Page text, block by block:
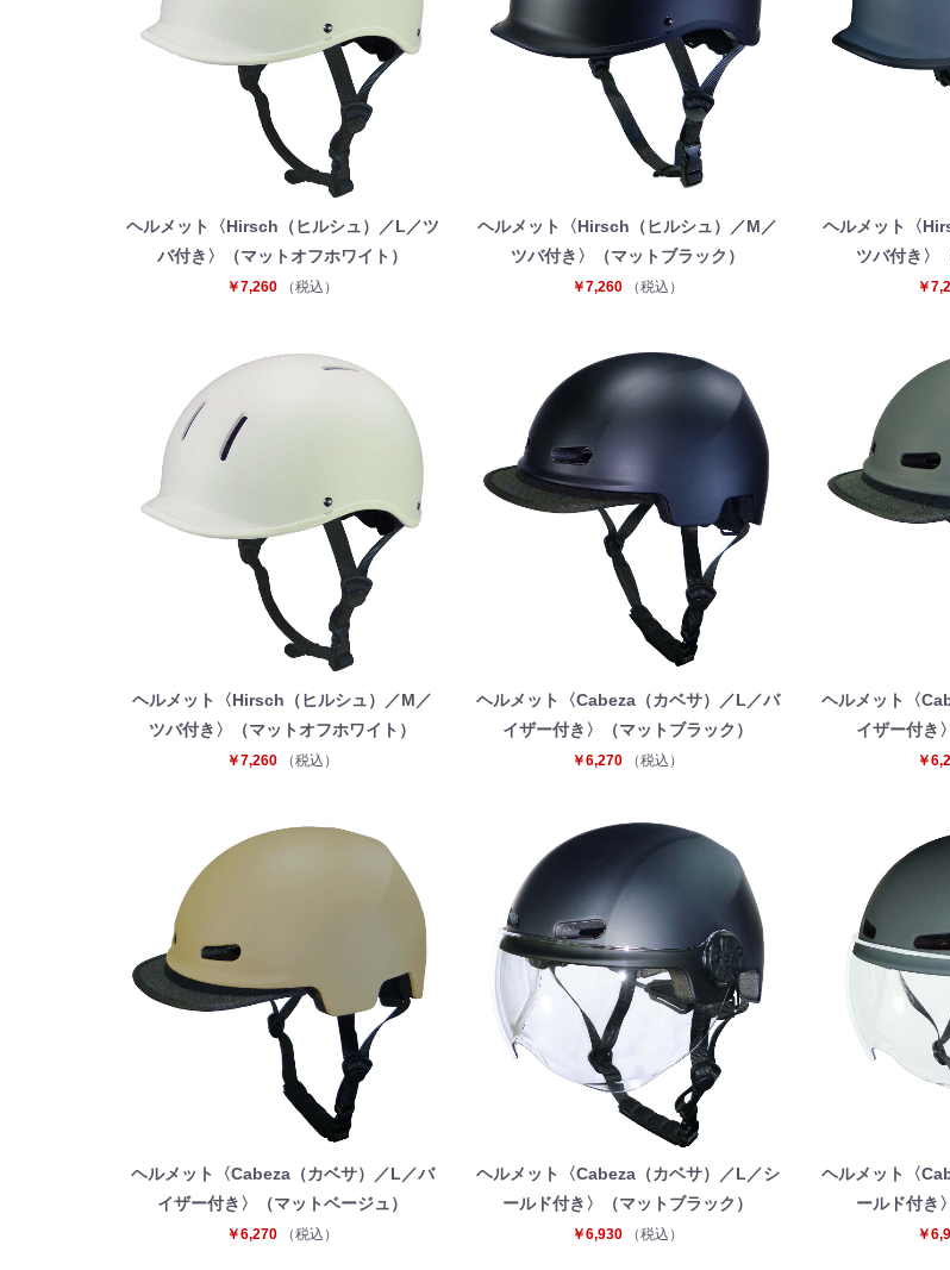
ヘルメット〈Hirsch（ヒルシュ）／L／ツ
バ付き〉（マットオフホワイト）
￥7,260 （税込）
ヘルメット〈Hirsch（ヒルシュ）／M／
ツバ付き〉（マットブラック）
￥7,260 （税込）
ヘルメット〈
ツバ付き〉
￥
ヘルメット〈Hirsch（ヒルシュ）／M／
ツバ付き〉（マットオフホワイト）
￥7,260 （税込）
ヘルメット〈Cabeza（カベサ）／L／バ
イザー付き〉（マットブラック）
￥6,270 （税込）
ヘルメット〈
イザー付き
￥
ヘルメット〈Cabeza（カベサ）／L／バ
イザー付き〉（マットベージュ）
￥6,270 （税込）
ヘルメット〈Cabeza（カベサ）／L／シ
ールド付き〉（マットブラック）
￥6,930 （税込）
ヘルメット〈
ールド付き
￥
お買い物を続ける カートへ進む